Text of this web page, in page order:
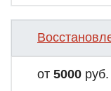
от 5000 руб.